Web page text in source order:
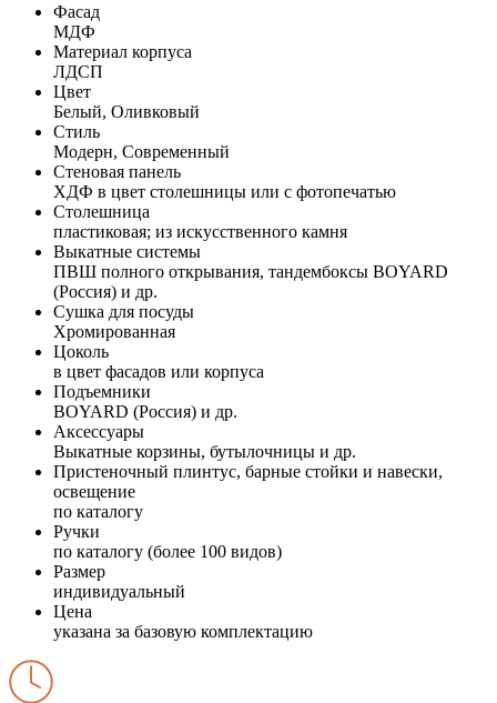
Фасад
МДФ
Материал корпуса
ЛДСП
Цвет
Белый, Оливковый
Стиль
Модерн, Современный
Стеновая панель
ХДФ в цвет столешницы или с фотопечатью
Столешница
пластиковая; из искусственного камня
Выкатные системы
ПВШ полного открывания, тандембоксы BOYARD
(Россия) и др.
Сушка для посуды
Хромированная
Цоколь
в цвет фасадов или корпуса
Подъемники
BOYARD (Россия) и др.
Аксессуары
Выкатные корзины, бутылочницы и др.
Пристеночный плинтус, барные стойки и навески,
освещение
по каталогу
Ручки
по каталогу (более 100 видов)
Размер
индивидуальный
Цена
указана за базовую комплектацию